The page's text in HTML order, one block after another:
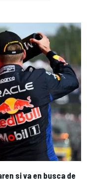
si va en busca de